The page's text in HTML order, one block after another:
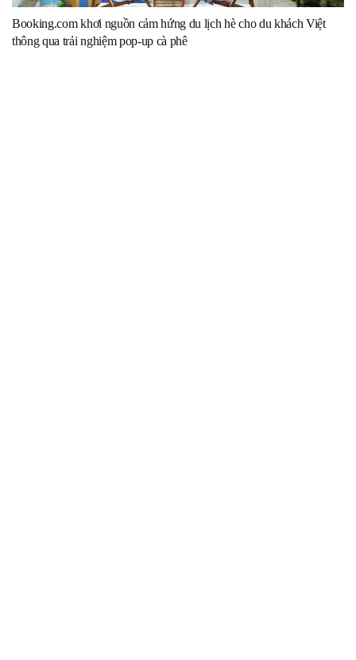
Booking.com khơi nguồn cảm hứng du lịch hè cho du khách Việt
thông qua trải nghiệm pop-up cà phê